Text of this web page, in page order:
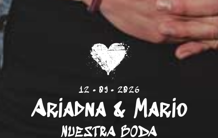
12 • 09 • 2026
Ariadna & Mario
NUESTRA BODA